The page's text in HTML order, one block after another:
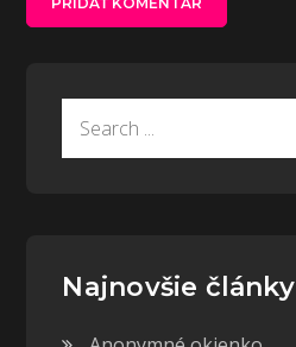
Najnovšie články